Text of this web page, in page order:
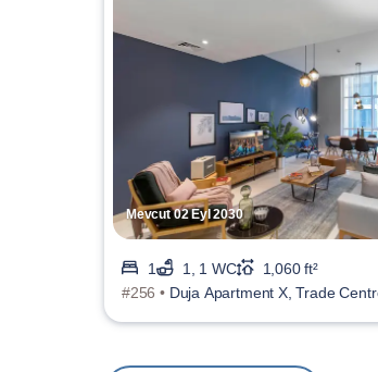
Mevcut 02 Eyl 2030
1 1, 1 WC
1,060 ft²
#256 • Duja Apartment X, Trade